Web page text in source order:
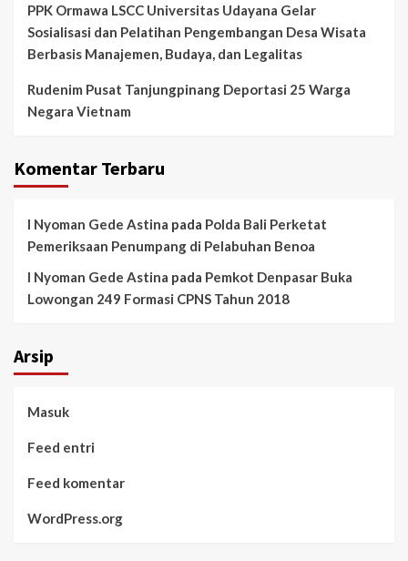
PPK Ormawa LSCC Universitas Udayana Gelar
Sosialisasi dan Pelatihan Pengembangan Desa Wisata
Berbasis Manajemen, Budaya, dan Legalitas
Rudenim Pusat Tanjungpinang Deportasi 25 Warga
Negara Vietnam
Komentar Terbaru
I Nyoman Gede Astina pada Polda Bali Perketat
Pemeriksaan Penumpang di Pelabuhan Benoa
I Nyoman Gede Astina pada Pemkot Denpasar Buka
Lowongan 249 Formasi CPNS Tahun 2018
Arsip
Masuk
Feed entri
Feed komentar
WordPress.org